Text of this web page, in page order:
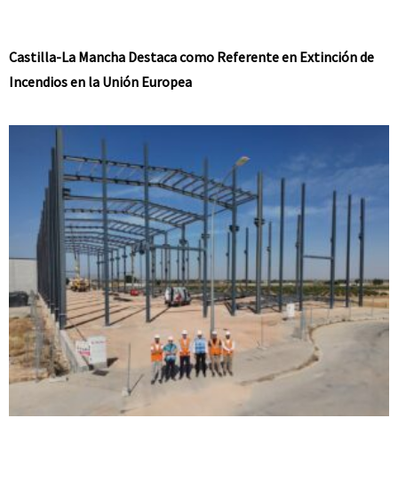
Castilla-La Mancha Destaca como Referente en Extinción de
Incendios en la Unión Europea